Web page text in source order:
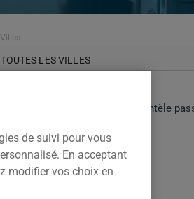
Villes
TOUTES LES VILLES
Réservée à une clientèle
sportive allemande.
ANNÉES.
de suivi pour vous
En acceptant
modifier vos choix en